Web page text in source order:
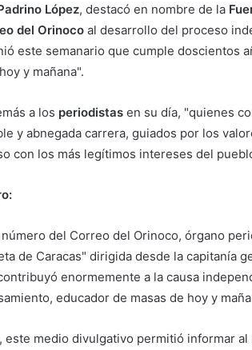
López, destacó en nombre de la
del Orinoco al desarrollo del proceso
este semanario que cumple doscientos
y mañana".
a los periodistas en su día, "quienes
y abnegada carrera, guiados por los
con los más legítimos intereses del
del Correo del Orinoco, órgano
de Caracas" dirigida desde la capitanía
enormemente a la causa
educador de masas de hoy y
este medio divulgativo permitió informar